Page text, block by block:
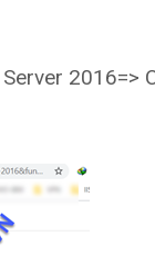
2016=>